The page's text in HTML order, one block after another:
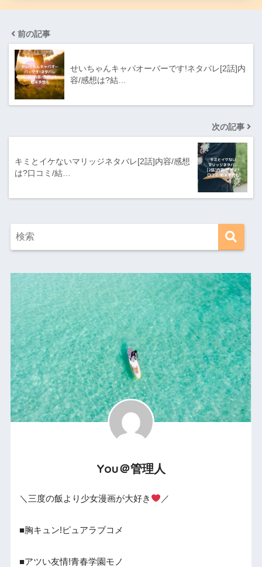
前の記事
せいちゃんキャパオーバーです!ネタバレ[2話]内
容/感想は?結…
次の記事
キミとイケないマリッジネタバレ[2話]内容/感想
は?口コミ/結…
You＠管理人
＼三度の飯より少女漫画が大好き ／
■胸キュン!ピュアラブコメ
■アツい友情!青春学園モノ